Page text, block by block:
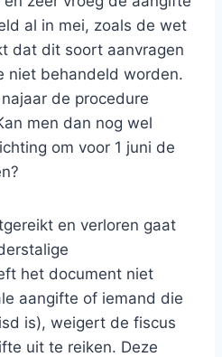
al in mei, zoals de wet
dat dit soort aanvragen
niet behandeld worden.
de procedure
men dan nog wel
om voor 1 juni de
en verloren gaat
het document niet
aangifte of iemand die
is), weigert de fiscus
uit te reiken. Deze